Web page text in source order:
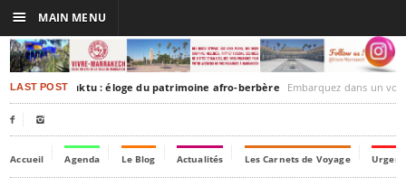
LAST POSTTimbuktu : éloge du patrimoine afro-berbère Embarquez dans un voyage culturel dans le
 
Accueil Agenda Le Blog Actualités Les Carnets de Voyage
☰ MAIN MENU